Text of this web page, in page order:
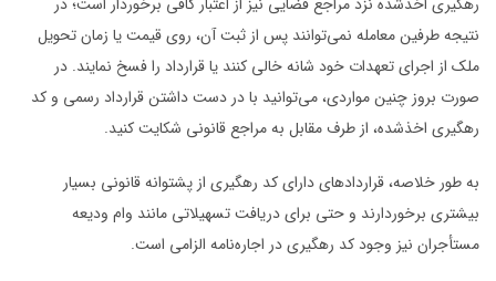
نتیجه طرفین معامله نمی‌توانند پس از ثبت آن، روی قیمت یا زمان تحویل
ملک از اجرای تعهدات خود شانه خالی کنند یا قرارداد را فسخ نمایند. در
صورت بروز چنین مواردی، می‌توانید با در دست داشتن قرارداد رسمی و کد
رهگیری اخذ‌شده، از طرف مقابل به مراجع قانونی شکایت کنید.
به طور خلاصه، قراردادهای دارای کد رهگیری از پشتوانه قانونی بسیار
بیشتری برخوردارند و حتی برای دریافت تسهیلاتی مانند وام ودیعه
مستأجران نیز وجود کد رهگیری در اجاره‌نامه الزامی است.